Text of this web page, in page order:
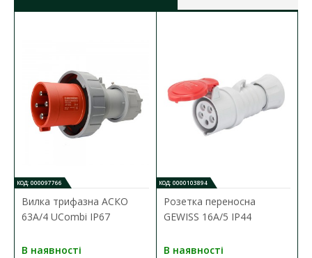
КОД: 000097766
Вилка трифазна АСКО
63А/4 UCombi IP67
В наявності
КОД: 0000103894
Розетка переносна
GEWISS 16А/5 IP44
В наявності